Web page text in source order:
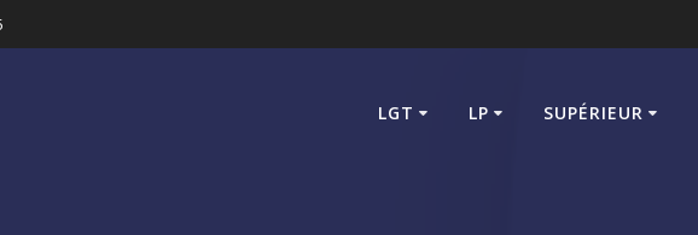
LGT LP SUPÉRIEUR